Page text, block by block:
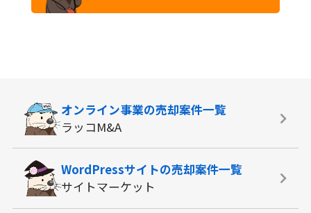
オンライン事業の売却案件一覧
ラッコM&A
WordPressサイトの売却案件一覧
サイトマーケット